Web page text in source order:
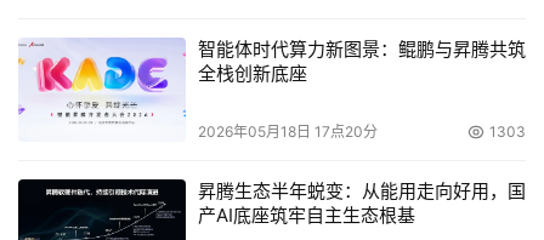
智能体时代算力新图景：鲲鹏与昇腾共筑
全栈创新底座
2026年05月18日 17点20分 1303
昇腾生态半年蜕变：从能用走向好用，国
产AI底座筑牢自主生态根基